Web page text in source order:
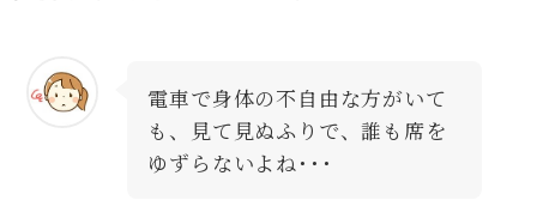
電車で身体の不自由な方がいて
も、見て見ぬふりで、誰も席を
ゆずらないよね･･･